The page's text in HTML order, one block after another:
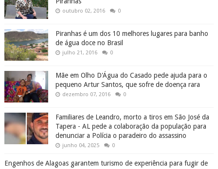
outubro 02, 2016 0
Piranhas é um dos 10 melhores lugares para banho
de água doce no Brasil
julho 21, 2016 0
Mãe em Olho D'Água do Casado pede ajuda para o
pequeno Artur Santos, que sofre de doença rara
dezembro 07, 2016 0
Familiares de Leandro, morto a tiros em São José da
Tapera - AL pede a colaboração da população para
denunciar a Polícia o paradeiro do assassino
junho 04, 2025 0
Engenhos de Alagoas garantem turismo de experiência para fugir de